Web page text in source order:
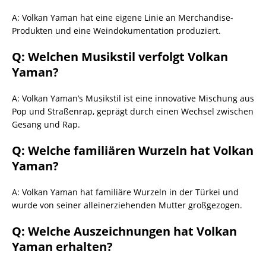
A: Volkan Yaman hat eine eigene Linie an Merchandise-
Produkten und eine Weindokumentation produziert.
Q: Welchen Musikstil verfolgt Volkan
Yaman?
A: Volkan Yaman’s Musikstil ist eine innovative Mischung aus
Pop und Straßenrap, geprägt durch einen Wechsel zwischen
Gesang und Rap.
Q: Welche familiären Wurzeln hat Volkan
Yaman?
A: Volkan Yaman hat familiäre Wurzeln in der Türkei und
wurde von seiner alleinerziehenden Mutter großgezogen.
Q: Welche Auszeichnungen hat Volkan
Yaman erhalten?